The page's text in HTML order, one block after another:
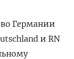
Германии
и RN